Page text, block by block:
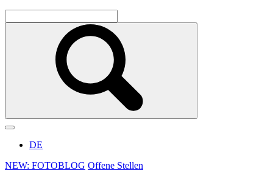
DE
NEW: FOTOBLOG Offene Stellen